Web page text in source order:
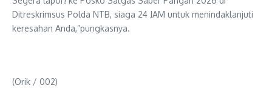
Ditreskrimsus Polda NTB, siaga 24 JAM untuk menindaklanjuti
keresahan Anda,”pungkasnya.
(Orik / 002)